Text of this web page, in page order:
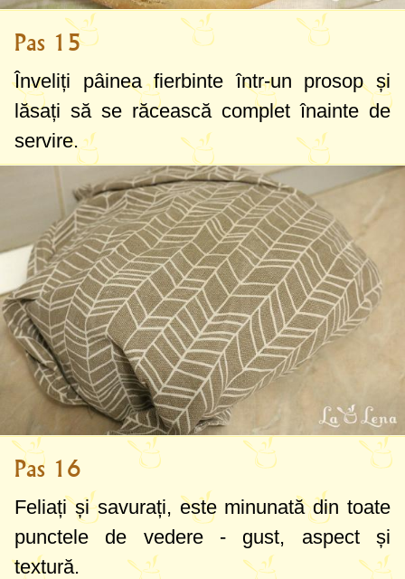
Pas 15
Înveliți pâinea fierbinte într-un prosop și
lăsați să se răcească complet înainte de
servire.
Pas 16
Feliați și savurați, este minunată din toate
punctele de vedere - gust, aspect și
textură.